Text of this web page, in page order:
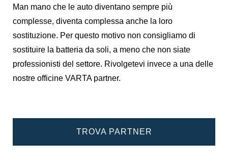
Man mano che le auto diventano sempre più
complesse, diventa complessa anche la loro
sostituzione. Per questo motivo non consigliamo di
sostituire la batteria da soli, a meno che non siate
professionisti del settore. Rivolgetevi invece a una delle
nostre officine VARTA partner.
TROVA PARTNER